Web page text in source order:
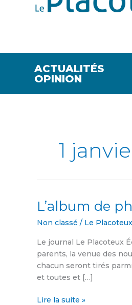
ACTUALITÉS
OPINION
1
L’album de
Non classé / Le Placoteux
Le journal Le Placoteux
parents, la venue des
chacun seront tirés
et toutes et […]
L’album
photos
des
bébés
2013
Lire la suite »